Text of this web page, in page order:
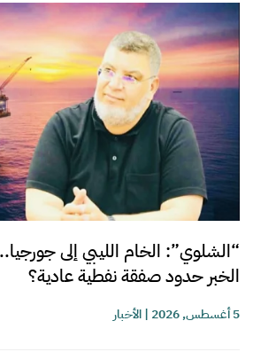
“الشلوي”: الخام الليبي إلى
الخبر حدود صفقة نفطية عادية؟
5 أغسطس, 2026 |الأخبار